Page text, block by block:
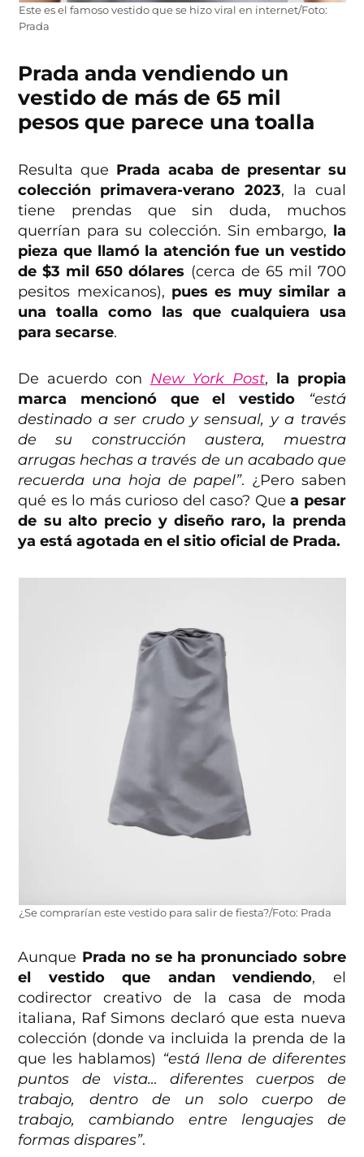
Este es el famoso vestido que se hizo viral en internet/Foto:
Prada
Prada anda vendiendo un
vestido de más de 65 mil
pesos que parece una toalla
Resulta que Prada acaba de presentar su
colección primavera-verano 2023, la cual
tiene prendas que sin duda, muchos
querrían para su colección. Sin embargo, la
pieza que llamó la atención fue un vestido
de $3 mil 650 dólares (cerca de 65 mil 700
pesitos mexicanos), pues es muy similar a
una toalla como las que cualquiera usa
para secarse.
De acuerdo con New York Post, la propia
marca mencionó que el vestido
“está
destinado a ser crudo y sensual, y a través
de su construcción austera, muestra
arrugas hechas a través de un acabado que
recuerda una hoja de papel”. ¿Pero saben
qué es lo más curioso del caso? Quea pesar
de su alto precio y diseño raro, la prenda
ya está agotada en el sitio oficial de Prada.
¿Se comprarían este vestido para salir de fiesta?/Foto: Prada
Aunque Prada no se ha pronunciado sobre
el vestido que andan vendiendo, el
codirector creativo de la casa de moda
italiana, Raf Simons declaró que esta nueva
colección (donde va incluida la prenda de la
que les hablamos) “está llena de diferentes
puntos de vista… diferentes cuerpos de
trabajo, dentro de un solo cuerpo de
trabajo, cambiando entre lenguajes de
formas dispares”.